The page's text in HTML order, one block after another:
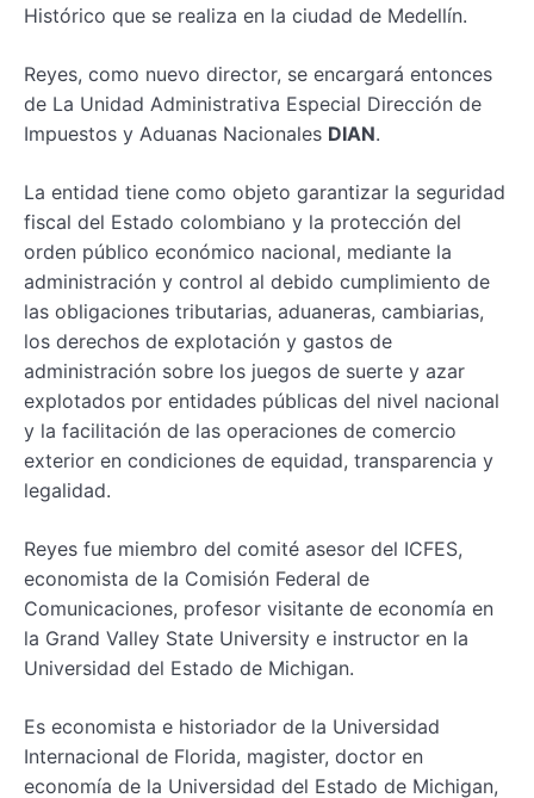
Histórico que se realiza en la ciudad de Medellín.
Reyes, como nuevo director, se encargará entonces
de La Unidad Administrativa Especial Dirección de
Impuestos y Aduanas Nacionales DIAN.
La entidad tiene como objeto garantizar la seguridad
fiscal del Estado colombiano y la protección del
orden público económico nacional, mediante la
administración y control al debido cumplimiento de
las obligaciones tributarias, aduaneras, cambiarias,
los derechos de explotación y gastos de
administración sobre los juegos de suerte y azar
explotados por entidades públicas del nivel nacional
y la facilitación de las operaciones de comercio
exterior en condiciones de equidad, transparencia y
legalidad.
Reyes fue miembro del comité asesor del ICFES,
economista de la Comisión Federal de
Comunicaciones, profesor visitante de economía en
la Grand Valley State University e instructor en la
Universidad del Estado de Michigan.
Es economista e historiador de la Universidad
Internacional de Florida, magister, doctor en
economía de la Universidad del Estado de Michigan,